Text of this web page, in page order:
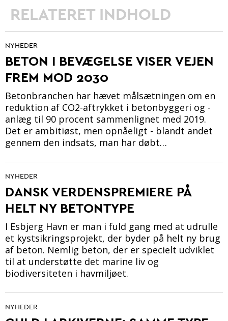
RELATERET INDHOLD
NYHEDER
BETON I BEVÆGELSE VISER VEJEN
FREM MOD 2030
Betonbranchen har hævet målsætningen om en
reduktion af CO2-aftrykket i betonbyggeri og -
anlæg til 90 procent sammenlignet med 2019.
Det er ambitiøst, men opnåeligt - blandt andet
gennem den indsats, man har døbt…
NYHEDER
DANSK VERDENSPREMIERE PÅ
HELT NY BETONTYPE
I Esbjerg Havn er man i fuld gang med at udrulle
et kystsikringsprojekt, der byder på helt ny brug
af beton. Nemlig beton, der er specielt udviklet
til at understøtte det marine liv og
biodiversiteten i havmiljøet.
NYHEDER